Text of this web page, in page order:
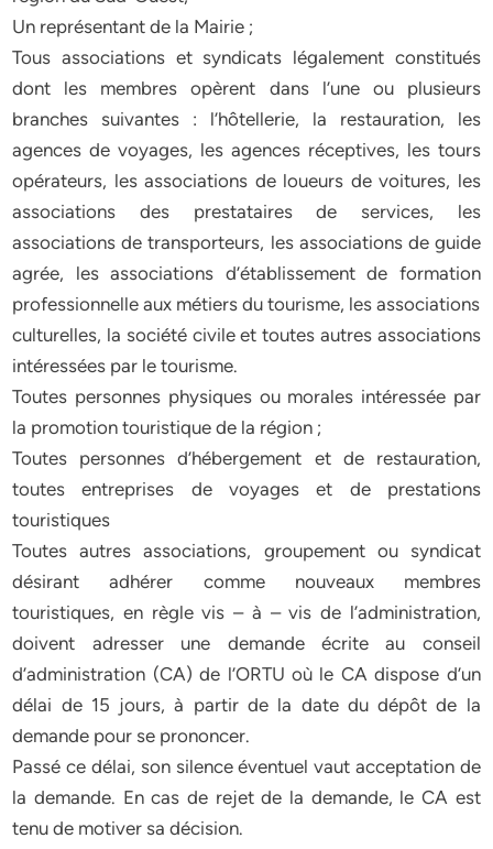
Un représentant de la Mairie ;
Tous associations et syndicats légalement constitués
dont les membres opèrent dans l’une ou plusieurs
branches suivantes : l’hôtellerie, la restauration, les
agences de voyages, les agences réceptives, les tours
opérateurs, les associations de loueurs de voitures, les
associations des prestataires de services, les
associations de transporteurs, les associations de guide
agrée, les associations d’établissement de formation
professionnelle aux métiers du tourisme, les associations
culturelles, la société civile et toutes autres associations
intéressées par le tourisme.
Toutes personnes physiques ou morales intéressée par
la promotion touristique de la région ;
Toutes personnes d’hébergement et de restauration,
toutes entreprises de voyages et de prestations
touristiques
Toutes autres associations, groupement ou syndicat
désirant adhérer comme nouveaux membres
touristiques, en règle vis – à – vis de l’administration,
doivent adresser une demande écrite au conseil
d’administration (CA) de l’ORTU où le CA dispose d’un
délai de 15 jours, à partir de la date du dépôt de la
demande pour se prononcer.
Passé ce délai, son silence éventuel vaut acceptation de
la demande. En cas de rejet de la demande, le CA est
tenu de motiver sa décision.